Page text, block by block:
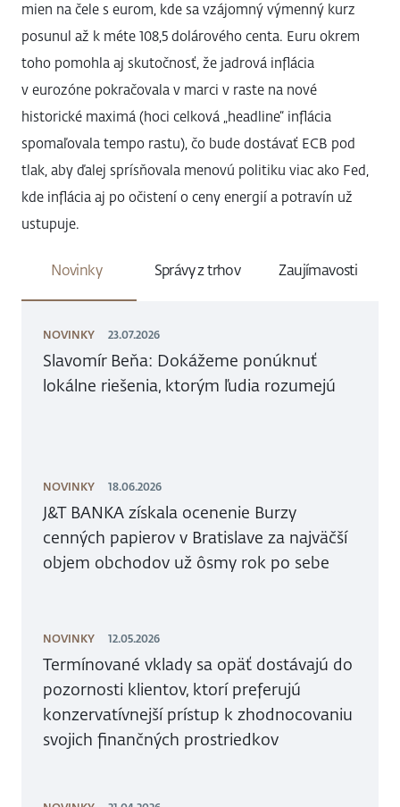
mien na čele s eurom, kde sa vzájomný výmenný kurz
posunul až k méte 108,5 dolárového centa. Euru okrem
toho pomohla aj skutočnosť, že jadrová inflácia
v eurozóne pokračovala v marci v raste na nové
historické maximá (hoci celková „headline“ inflácia
spomaľovala tempo rastu), čo bude dostávať ECB pod
tlak, aby ďalej sprísňovala menovú politiku viac ako Fed,
kde inflácia aj po očistení o ceny energií a potravín už
ustupuje.
Novinky Správy z trhov Zaujímavosti
NOVINKY 23.07.2026
Slavomír Beňa: Dokážeme ponúknuť
lokálne riešenia, ktorým ľudia rozumejú
NOVINKY 18.06.2026
J&T BANKA získala ocenenie Burzy
cenných papierov v Bratislave za najväčší
objem obchodov už ôsmy rok po sebe
NOVINKY 12.05.2026
Termínované vklady sa opäť dostávajú do
pozornosti klientov, ktorí preferujú
konzervatívnejší prístup k zhodnocovaniu
svojich finančných prostriedkov